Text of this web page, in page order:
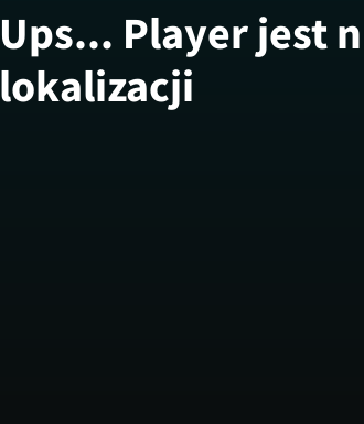
Ups... Player jest
lokalizacji